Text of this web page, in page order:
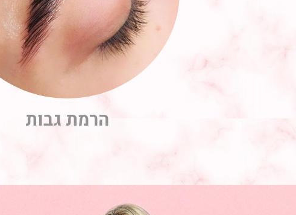
הרמת גבות